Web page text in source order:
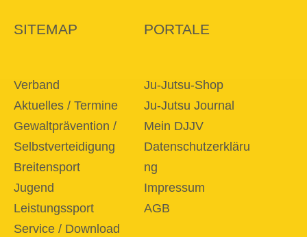
SITEMAP
Verband
Aktuelles / Termine
Gewaltprävention /
Selbstverteidigung
Breitensport
Jugend
Leistungssport
Service / Download
PORTALE
Ju-Jutsu-Shop
Ju-Jutsu Journal
Mein DJJV
Datenschutzerkläru
ng
Impressum
AGB